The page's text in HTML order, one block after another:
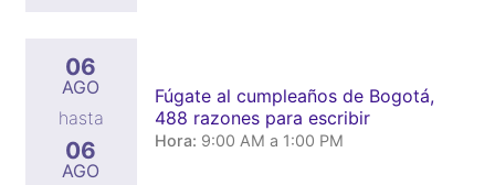
06
AGO
hasta
06
AGO
Fúgate al cumpleaños de Bogotá,
488 razones para escribir
Hora: 9:00 AM a 1:00 PM